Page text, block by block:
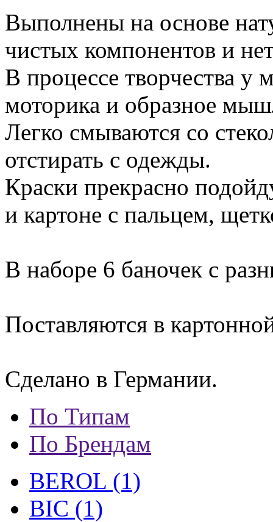
Выполнены на основе
чистых компонентов и
В процессе творчества у
моторика и образное
Легко смываются со
отстирать с одежды.
Краски прекрасно
и картоне с пальцем,
В наборе 6 баночек с
Поставляются в
Сделано в Германии.
По Типам
По Брендам
BEROL (1)
BIC (1)